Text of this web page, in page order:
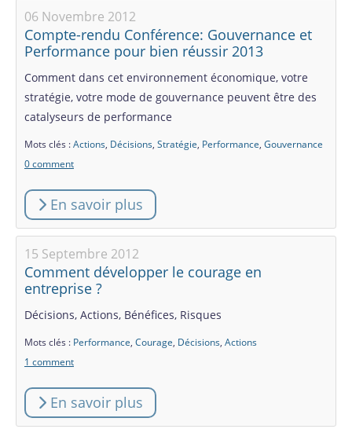
06 Novembre 2012
Compte-rendu Conférence: Gouvernance et
Performance pour bien réussir 2013
Comment dans cet environnement économique, votre
stratégie, votre mode de gouvernance peuvent être des
catalyseurs de performance
Mots clés :Actions, Décisions, Stratégie, Performance, Gouvernance
0 comment
En savoir plus
15 Septembre 2012
Comment développer le courage en
entreprise ?
Décisions, Actions, Bénéfices, Risques
Mots clés : Performance, Courage, Décisions, Actions
1 comment
En savoir plus